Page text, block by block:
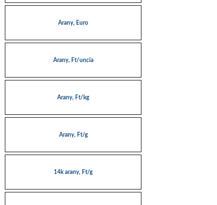
Arany, Euro
Arany, Ft/uncia
Arany, Ft/kg
Arany, Ft/g
14k arany, Ft/g